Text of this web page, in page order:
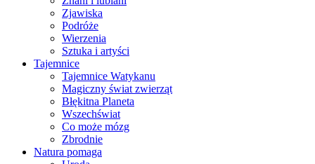
Zjawiska
Podróże
Wierzenia
Sztuka i artyści
Tajemnice
Tajemnice Watykanu
Magiczny świat zwierząt
Błękitna Planeta
Wszechświat
Co może mózg
Zbrodnie
Natura pomaga